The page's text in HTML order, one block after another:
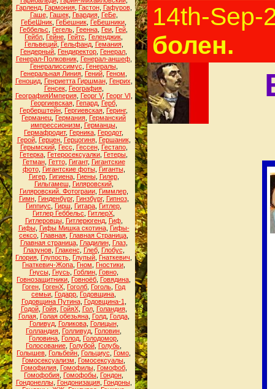
Гарленд, Гармония, Гастон, Гафуров,
Гаше, Гашек, Гвардия, ГеБе,
ГеБеШник ГеБешник ГеБешники
Геббельс
Гегель Геенна Геи Гей
Гейбл Гейне Гейтс Геленджик
Гельвеций, Гельфанд, Гемания,
Гендерный Гендиректор Генерал
Генерал-Полковник, Генерал-аншеф,
Генералиссимус
Генералы,
Генеральная Линия Гений Геном
Геноцид, Генриетта Гиршман, Генрих
Генсек, География,
ГеографияИмперия, Георг V, Георг VI
Георгиевская, Гепард, Герб,
Герберштейн Гергиевская Геринг,
Германец Германия Германский
импрессионизм
Германцы,
Гермафродит, Герника Геродот,
Герой, Герцен, Герцогиня, Гершаник,
Герымский, Гесс Гессен, Гестапо,
Гетерка Гетеросексуалки Гетеры
Гетман, Гетто, Гигант, Гигантские
фото, Гигантские фоты, Гиганты,
Гигер, Гигиена, Гиены, Гилер,
Гильгамеш
Гиляровский,
Гиляровский. Фотограии, Гиммлер,
Гимн, Гинденбург, Гинзбург, Гипноз,
Гиппиус
Гирш Гитара Гитлер
Гитлер Геббельс
ГитлерХ
Гитлеровцы, Гитлерюгенд, Гиф,
Гифы, Гифы Мишка скотина, Гифы-
сексо Главная Главная Страница
Главная страница, Гладилин, Глаз,
Глазунов, Глакенс Глеб, Глобус
Глория Глупость Глупый Гнаткевич
Гнаткевич-Жопа Гном Гностики
Гнусы, Гнусь, Гоблин, Говно,
Говнозащитники Говноёб Говядина
Гоген ГогенХ Гоголб Гоголь Год
семьи Годарр Годовщина
Годовщина Путина, Годовщина-1
Годой, Гойя, ГойяХ, Гол, Голандия,
Голая, Голая обезьяна, Голд, Голда,
Голивуд, Голикова, Голицын,
Голландия Голливуд Головин
Головина Голод Голодомор
Голосование Голубой Голубь
Голышев Гольбейн Гольциус Гомо
Гомосексуализм
Гомосексуалы
Гомофилия, Гомофилы, Гомофоб,
Гомофобия Гомофобы Гондон
Гондонеллы, Гондонизация, Гондоны,
14th-Sep-
болен.